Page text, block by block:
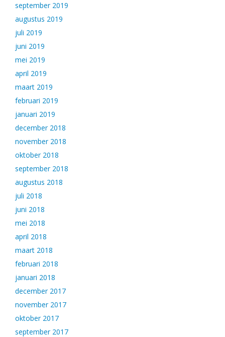
september 2019
augustus 2019
juli 2019
juni 2019
mei 2019
april 2019
maart 2019
februari 2019
januari 2019
december 2018
november 2018
oktober 2018
september 2018
augustus 2018
juli 2018
juni 2018
mei 2018
april 2018
maart 2018
februari 2018
januari 2018
december 2017
november 2017
oktober 2017
september 2017